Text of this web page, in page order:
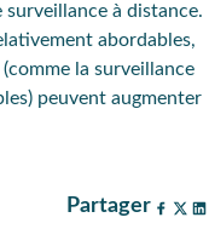
à distance.
abordables,
la surveillance
peuvent augmenter
Partager